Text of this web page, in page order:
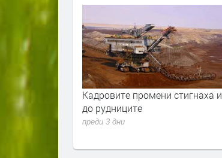
е скочила с
И
Кадровите промени стигнаха и
до рудниците
преди 3 дни